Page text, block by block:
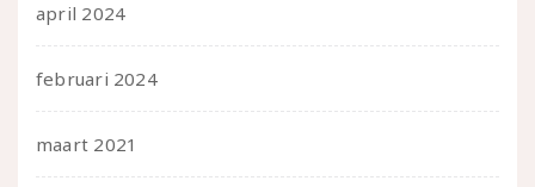
april 2024
februari 2024
maart 2021